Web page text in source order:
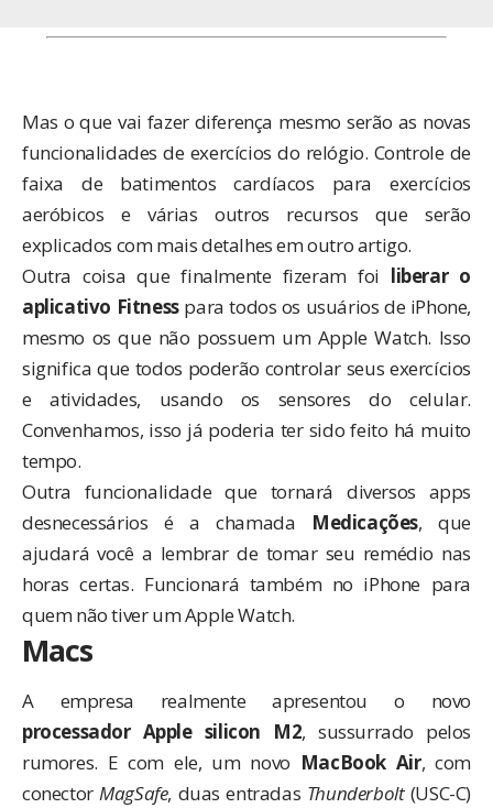
Mas o que vai fazer diferença mesmo serão as novas
funcionalidades de exercícios do relógio. Controle de
faixa de batimentos cardíacos para exercícios
aeróbicos e várias outros recursos que serão
explicados com mais detalhes em outro artigo.
Outra coisa que finalmente fizeram foi liberar o
aplicativo Fitnesspara todos os usuários de iPhone,
mesmo os que não possuem um Apple Watch. Isso
significa que todos poderão controlar seus exercícios
e atividades, usando os sensores do celular.
Convenhamos, isso já poderia ter sido feito há muito
tempo.
Outra funcionalidade que tornará diversos apps
desnecessários é a chamada Medicações, que
ajudará você a lembrar de tomar seu remédio nas
horas certas. Funcionará também no iPhone para
quem não tiver um Apple Watch.
Macs
A empresa realmente apresentou o novo
processador Apple silicon M2, sussurrado pelos
rumores. E com ele, um novo MacBook Air, com
conectorMagSafe, duas entradas Thunderbolt(USC-C)